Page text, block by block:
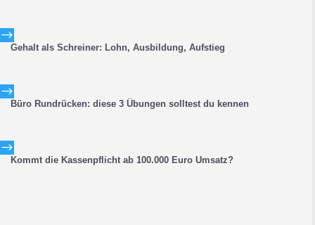
$
Gehalt als Schreiner: Lohn, Ausbildung, Aufstieg
$
Büro Rundrücken: diese 3 Übungen solltest du kennen
$
Kommt die Kassenpflicht ab 100.000 Euro Umsatz?